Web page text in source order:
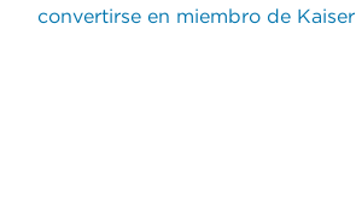
convertirse en miembro de